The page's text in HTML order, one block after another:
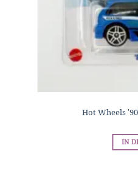
Hot Wheels
IN